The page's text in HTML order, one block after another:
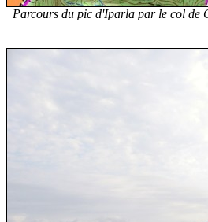
Parcours du pic d'Iparla par le col de